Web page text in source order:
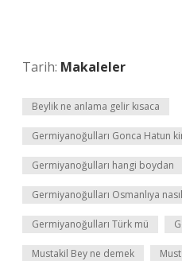
Tarih: Makaleler
Beylik ne anlama gelir kısaca
Germiyanoğulları Gonca Hatun
Germiyanoğulları hangi boydan
Germiyanoğulları Osmanlıya nasıl
Germiyanoğulları Türk mü
Mustakil Bey ne demek